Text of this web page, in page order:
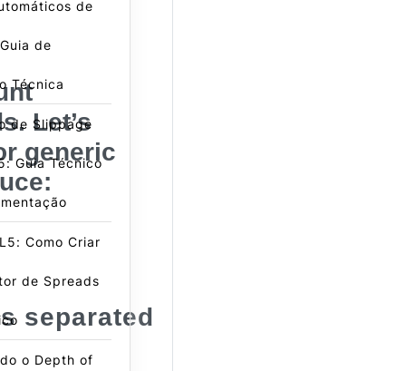
Let’s
generic
separated
de
de
Técnica
de Slippage
Guia Técnico
Como Criar
de Spreads
o Depth of